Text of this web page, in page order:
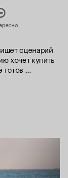
сценарий
хочет купить
готов
роль Рокки
свою
своей